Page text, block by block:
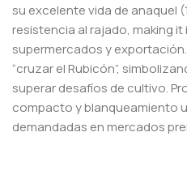
su excelente vida de anaquel
resistencia al rajado, making
supermercados y
“cruzar el Rubicón”,
superar desafíos de cultivo.
compacto y blanqueamiento
demandadas en mercados